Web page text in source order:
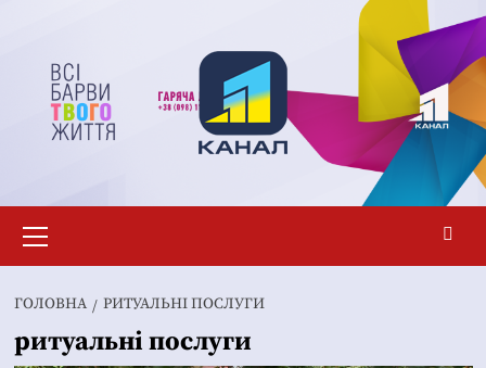
вмісту
меню
ГОЛОВНА РИТУАЛЬНІ ПОСЛУГИ
ритуальні послуги